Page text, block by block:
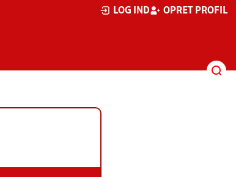
LOG IND OPRET PROFIL